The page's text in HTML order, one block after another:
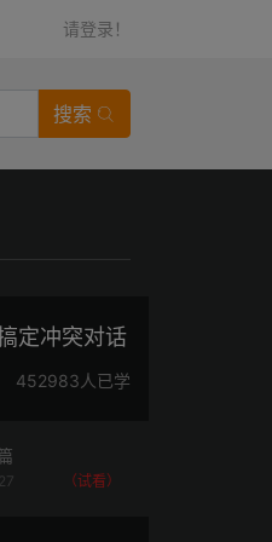
请登录！
搜索
定冲突对话
452983人已学
（试看）